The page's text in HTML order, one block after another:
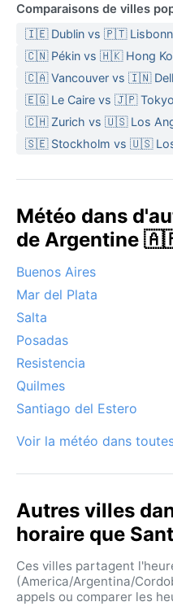
Comparaisons de villes
🇮🇪 Dublin vs 🇵🇹
🇨🇳 Pékin vs 🇭🇰 Hong
🇨🇦 Vancouver vs 🇮🇳
🇪🇬 Le Caire vs 🇯🇵 Tokyo
🇨🇭 Zurich vs 🇺🇸 Los
🇸🇪 Stockholm vs 🇺🇸 Los
Météo dans
de Argentine
Buenos Aires
Mar del Plata
Salta
Posadas
Resistencia
Quilmes
Santiago del Estero
Voir la météo dans
Autres villes
horaire que
Ces villes partagent
(America/Argentina/
appels ou comparer les